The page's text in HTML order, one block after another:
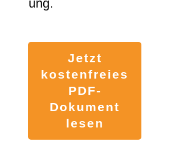
ung.
Jetzt
kostenfreies
PDF-
Dokument
lesen